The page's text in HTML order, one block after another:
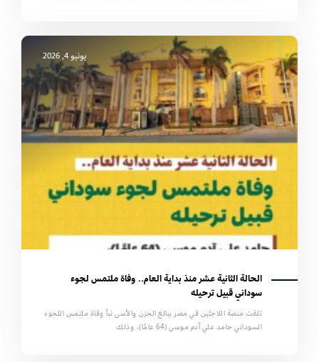
يونيو 4, 2026
الحالة الثانية عشر منذ بداية العام.. وفاة ملتمس لجوء
سوداني قبيل ترحيله
تلقت منصة اللاجئين في مصر ببالغ الحزن والأسى نبأ وفاة ملتمس اللجوء
السوداني حامد علي آدم موسى (64 عامًا)، وذلك